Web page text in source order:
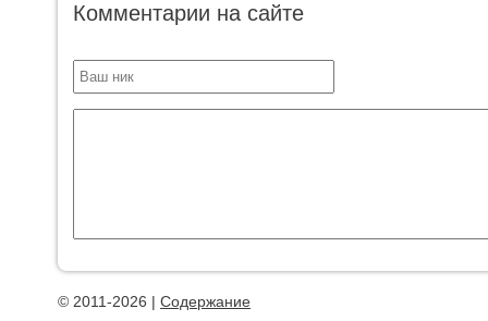
Комментарии на сайте
© 2011-2026 | Содержание